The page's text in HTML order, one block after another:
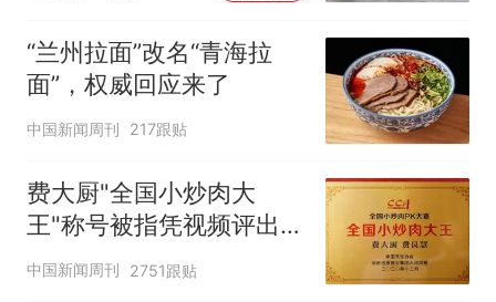
“兰州拉面”改名“青海拉
面”，权威回应来了
中国新闻周刊 217跟贴
费大厨"全国小炒肉大
王"称号被指凭视频评出
官方回应
中国新闻周刊 2751跟贴